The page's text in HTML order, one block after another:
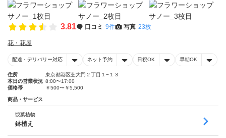
3.81 口コミ 9件 写真 23枚
花・花屋
配達・デリバリー対応 ネット予約 日祝OK 早朝OK
住所
東京都港区芝大門２丁目１−１３
本日の営業状況 8:00〜17:00
価格帯
￥500〜￥5,500
商品・サービス
観葉植物
鉢植え